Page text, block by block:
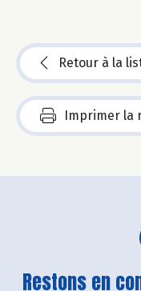
Retour à la
Imprimer la
Restons en